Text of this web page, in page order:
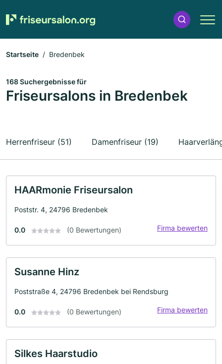
Startseite Bredenbek
168 Suchergebnisse für
Friseursalons in Bredenbek
Herrenfriseur (51) Damenfriseur (19)
HAARmonie Friseursalon
Poststr. 4, 24796 Bredenbek
0.0 (0 Bewertungen) Firma bewerten
Susanne Hinz
Poststraße 4, 24796 Bredenbek bei Rendsburg
0.0 (0 Bewertungen) Firma bewerten
Silkes Haarstudio